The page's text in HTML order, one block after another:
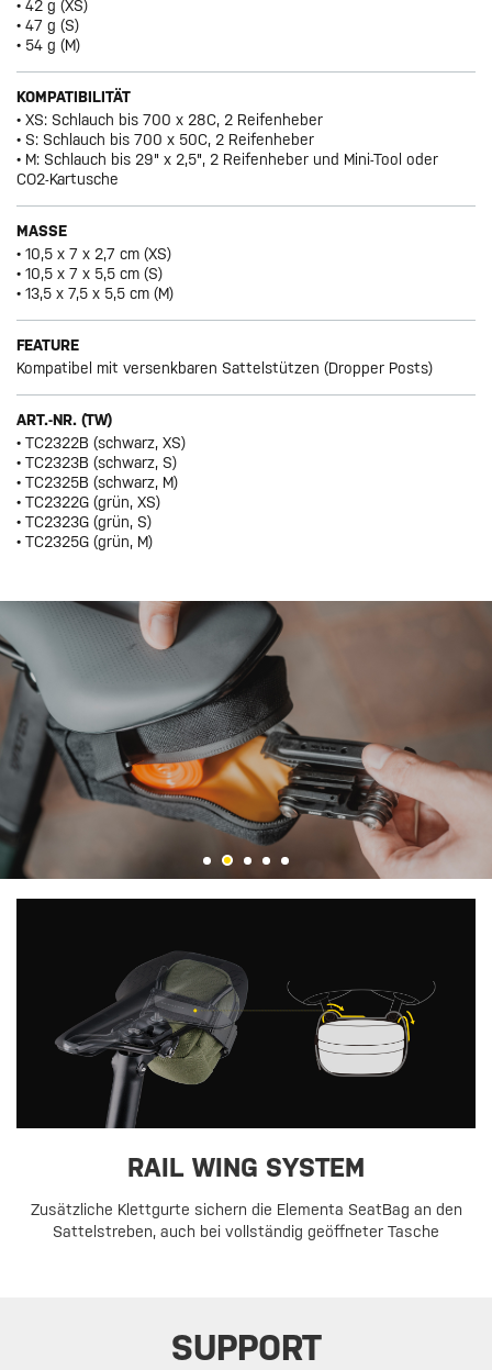
• 42 g (XS)
• 47 g (S)
• 54 g (M)
KOMPATIBILITÄT
• XS: Schlauch bis 700 x 28C, 2 Reifenheber
• S: Schlauch bis 700 x 50C, 2 Reifenheber
• M: Schlauch bis 29" x 2,5", 2 Reifenheber und Mini-Tool oder
CO2-Kartusche
MASSE
• 10,5 x 7 x 2,7 cm (XS)
• 10,5 x 7 x 5,5 cm (S)
• 13,5 x 7,5 x 5,5 cm (M)
FEATURE
Kompatibel mit versenkbaren Sattelstützen (Dropper Posts)
ART.-NR. (TW)
• TC2322B (schwarz, XS)
• TC2323B (schwarz, S)
• TC2325B (schwarz, M)
• TC2322G (grün, XS)
• TC2323G (grün, S)
• TC2325G (grün, M)
RAIL WING SYSTEM
Zusätzliche Klettgurte sichern die Elementa SeatBag an den
Sattelstreben, auch bei vollständig geöffneter Tasche
SUPPORT